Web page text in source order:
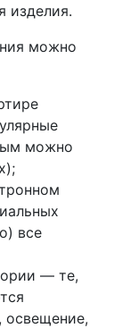
изделия.
можно
можно
все
— те,
освещение,